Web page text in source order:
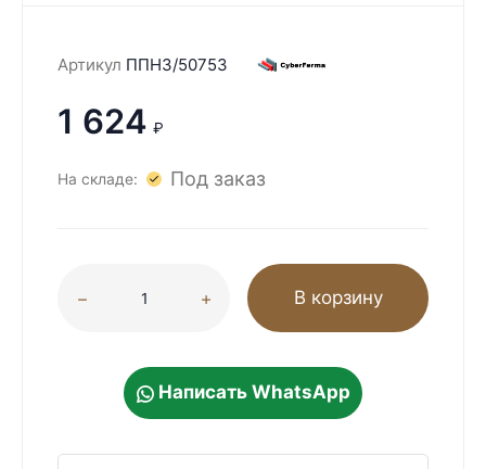
Артикул ППН3/50753
1 624 ₽
На складе: Под заказ
В корзину
Написать WhatsApp